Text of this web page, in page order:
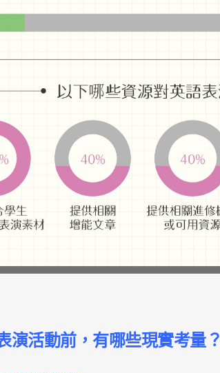
演活動前，有哪些現實考量？